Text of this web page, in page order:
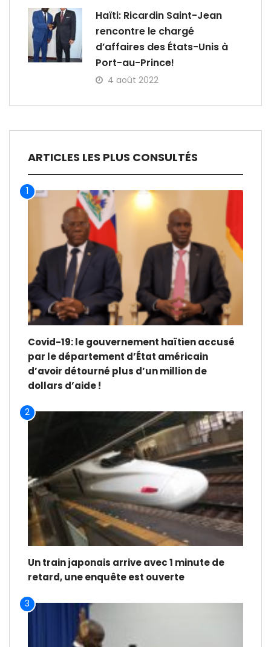
Haïti: Ricardin Saint-Jean
rencontre le chargé
d’affaires des États-Unis à
Port-au-Prince!
4 août 2022
ARTICLES LES PLUS CONSULTÉS
1
Covid-19: le gouvernement haïtien accusé
par le département d’État américain
d’avoir détourné plus d’un million de
dollars d’aide !
2
Un train japonais arrive avec 1 minute de
retard, une enquête est ouverte
3